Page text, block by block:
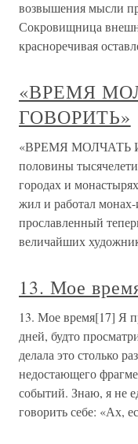
возвышения мысли
Сокровищница
красноречивая
«ВРЕМЯ
ГОВОРИТЬ»
«ВРЕМЯ МОЛЧАТЬ
половины
городах и
жил и работал
прославленный
величайших
13. Мое
13. Мое время[17] Я
дней, будто
делала это столько
недостающего
событий. Знаю, я не
говорить себе: «Ах,